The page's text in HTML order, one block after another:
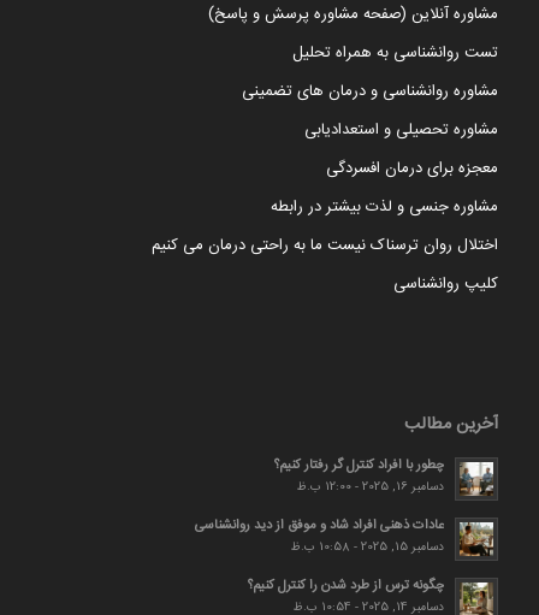
مشاوره آنلاین (صفحه مشاوره پرسش و پاسخ)
تست روانشناسی به همراه تحلیل
مشاوره روانشناسی و درمان های تضمینی
مشاوره تحصیلی و استعدادیابی
معجزه برای درمان افسردگی
مشاوره جنسی و لذت بیشتر در رابطه
اختلال روان ترسناک نیست ما به راحتی درمان می کنیم
کلیپ روانشناسی
آخرین مطالب
چطور با افراد کنترل گر رفتار کنیم؟
دسامبر 16, 2025 - 12:00 ب.ظ
عادات ذهنی افراد شاد و موفق از دید روانشناسی
دسامبر 15, 2025 - 10:58 ب.ظ
چگونه ترس از طرد شدن را کنترل کنیم؟
دسامبر 14, 2025 - 10:54 ب.ظ